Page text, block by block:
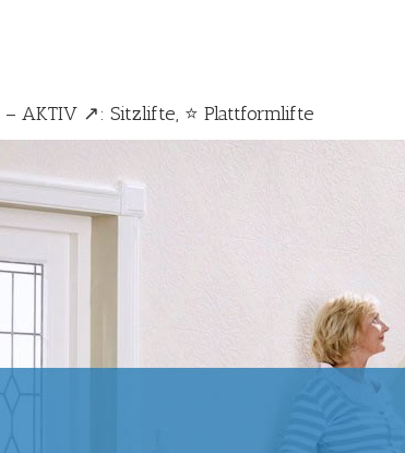
AKTIV ↗️: Sitzlifte, ⭐ Plattformlifte